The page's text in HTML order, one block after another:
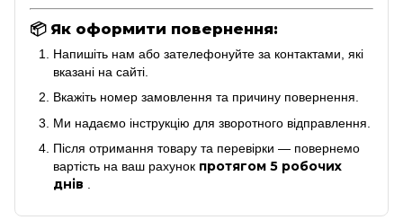
📦Як оформити повернення:
Напишіть нам або зателефонуйте за контактами, які
вказані на сайті.
Вкажіть номер замовлення та причину повернення.
Ми надаємо інструкцію для зворотного відправлення.
Після отримання товару та перевірки — повернемо
вартість на ваш рахунок протягом 5 робочих
днів